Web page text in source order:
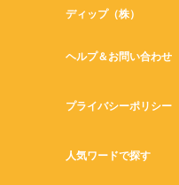
ディップ（株）
ヘルプ＆お問い合わせ
プライバシーポリシー
人気ワードで探す